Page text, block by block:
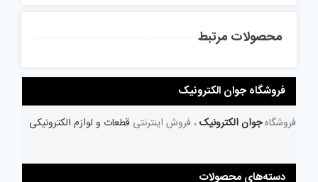
محصولات مرتبط
فروشگاه جوان الکترونیک
فروشگاهجوان الکترونیک ، فروش اینترنتی قطعات و لوازم الکترونیکی
دسته‌های محصولات